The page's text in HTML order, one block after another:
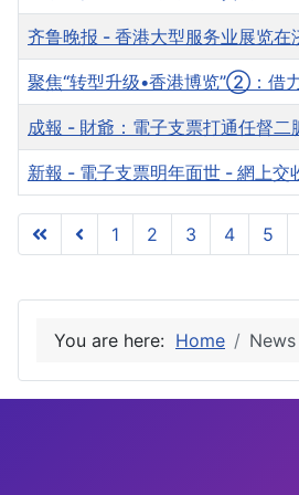
齐鲁晚报 - 香港大型服务业展览
聚焦“转型升级•香港博览”②：借
成報 - 財爺：電子支票打通任督二
新報 - 電子支票明年面世 - 網上交
1 2 3 4 5
You are here: Home News